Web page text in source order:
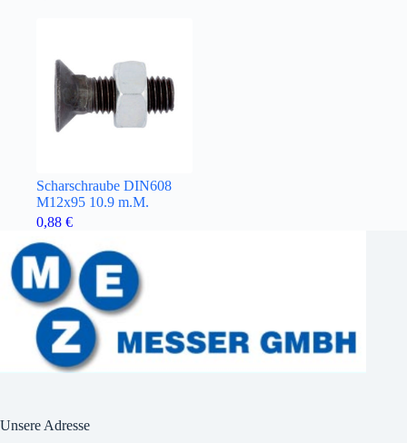
Scharschraube DIN608
M12x95 10.9 m.M.
0,88 €
Unsere Adresse